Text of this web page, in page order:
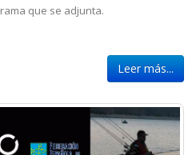
que se adjunta.
Leer más...